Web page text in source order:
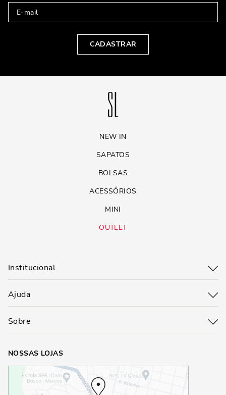
CADASTRAR
NEW IN
SAPATOS
BOLSAS
ACESSÓRIOS
MINI
OUTLET
Institucional
Ajuda
Sobre
NOSSAS LOJAS